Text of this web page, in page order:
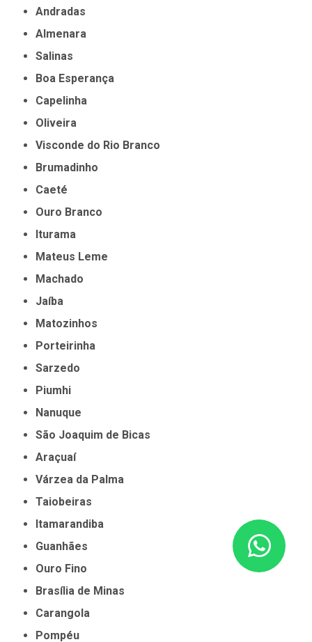
Andradas
Almenara
Salinas
Boa Esperança
Capelinha
Oliveira
Visconde do Rio Branco
Brumadinho
Caeté
Ouro Branco
Iturama
Mateus Leme
Machado
Jaíba
Matozinhos
Porteirinha
Sarzedo
Piumhi
Nanuque
São Joaquim de Bicas
Araçuaí
Várzea da Palma
Taiobeiras
Itamarandiba
Guanhães
Ouro Fino
Brasília de Minas
Carangola
Pompéu